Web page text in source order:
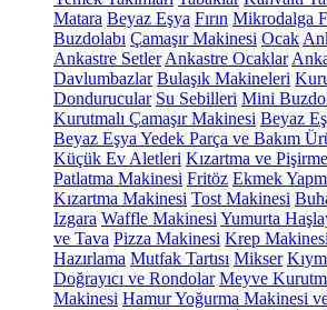
Matara Beyaz Eşya Fırın Mikrodalga
Buzdolabı Çamaşır Makinesi Ocak
Ankastre Setler Ankastre Ocaklar
Davlumbazlar Bulaşık Makineleri
Dondurucular Su Sebilleri Mini
Kurutmalı Çamaşır Makinesi Beyaz
Beyaz Eşya Yedek Parça ve Bakım
Küçük Ev Aletleri Kızartma ve
Patlatma Makinesi Fritöz Ekmek
Kızartma Makinesi Tost Makinesi
Izgara Waffle Makinesi Yumurta
ve Tava Pizza Makinesi Krep Makinesi
Hazırlama Mutfak Tartısı Mikser
Doğrayıcı ve Rondolar Meyve
Makinesi Hamur Yoğurma Makinesi